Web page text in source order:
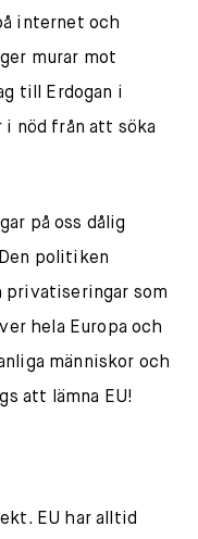
internet och
murar mot
till Erdogan i
i nöd från att söka
på oss dålig
politiken
privatiseringar som
hela Europa och
människor och
att lämna EU!
EU har alltid